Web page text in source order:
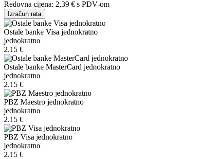
Redovna cijena: 2,39 € s PDV-om
Izračun rata
Ostale banke Visa jednokratno
jednokratno
2.15 €
Ostale banke MasterCard jednokratno
jednokratno
2.15 €
PBZ Maestro jednokratno
jednokratno
2.15 €
PBZ Visa jednokratno
jednokratno
2.15 €